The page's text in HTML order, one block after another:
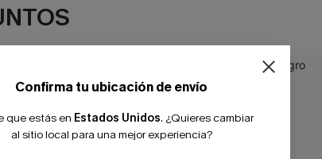
Confirma tu ubicación de envío
que estás en Estados Unidos. ¿Quieres cambiar
al sitio local para una mejor experiencia?
-10% extra sin